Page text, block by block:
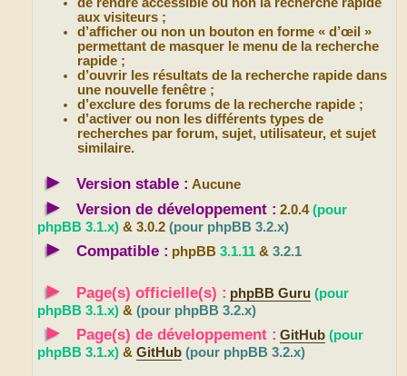
aux visiteurs ;
d’afficher ou non un bouton en forme « d’œil »
permettant de masquer le menu de la recherche
rapide ;
d’ouvrir les résultats de la recherche rapide dans
une nouvelle fenêtre ;
d’exclure des forums de la recherche rapide ;
d’activer ou non les différents types de
recherches par forum, sujet, utilisateur, et sujet
similaire.
► Version stable : Aucune
► Version de développement : 2.0.4(pour
phpBB 3.1.x) & 3.0.2 (pour phpBB 3.2.x)
► Compatible : phpBB 3.1.11 & 3.2.1
► Page(s) officielle(s) : phpBB Guru (pour
phpBB 3.1.x) & (pour phpBB 3.2.x)
► Page(s) de développement : GitHub (pour
phpBB 3.1.x) & GitHub (pour phpBB 3.2.x)